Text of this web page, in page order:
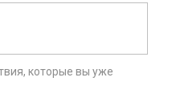
которые вы уже